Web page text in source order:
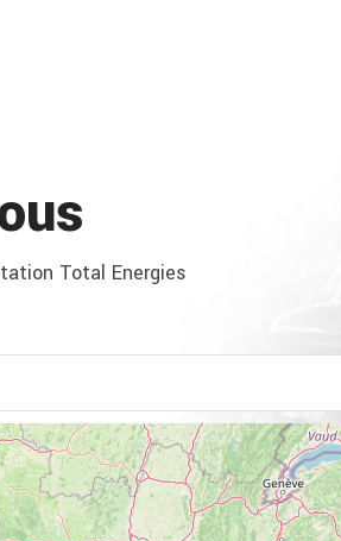
Total Energies